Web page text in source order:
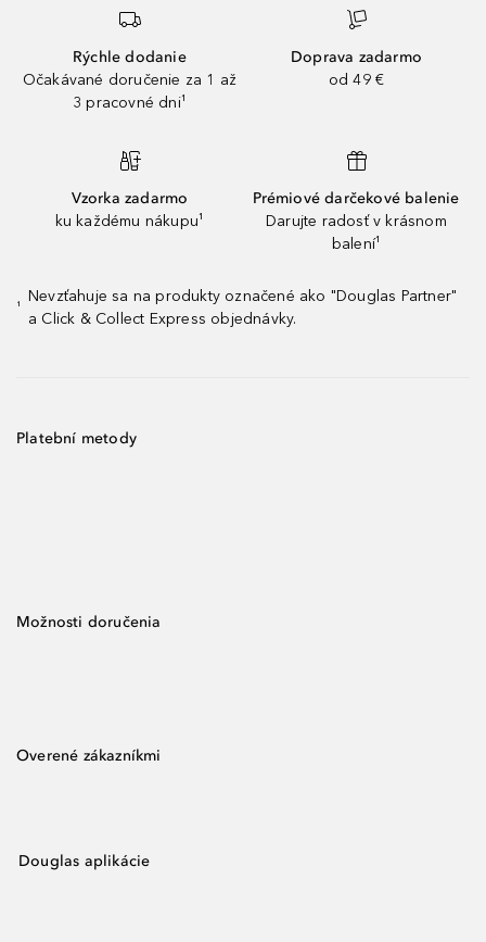
Rýchle dodanie
Očakávané doručenie za 1 až
3 pracovné dni¹
Doprava zadarmo
od 49 €
Vzorka zadarmo
ku každému nákupu¹
Prémiové darčekové balenie
Darujte radosť v krásnom
balení¹
¹
Nevzťahuje sa na produkty označené ako "Douglas Partner"
a Click & Collect Express objednávky.
Platební metody
Možnosti doručenia
Overené zákazníkmi
Douglas aplikácie